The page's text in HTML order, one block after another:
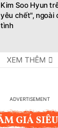
Kim Soo Hyun
yêu chết", ngoài
tình